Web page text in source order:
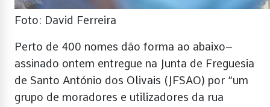
Foto: David Ferreira
Perto de 400 nomes dão forma ao abaixo–
assinado ontem entregue na Junta de Freguesia
de Santo António dos Olivais (JFSAO) por “um
grupo de moradores e utilizadores da rua